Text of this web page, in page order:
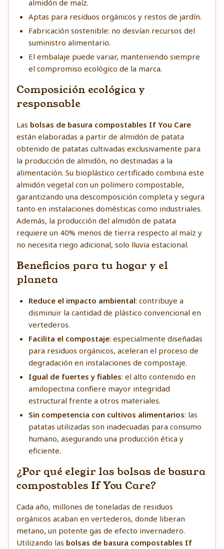
almidón de maíz.
Aptas para residuos orgánicos y restos de jardín.
Fabricación sostenible: no desvían recursos del
suministro alimentario.
El embalaje puede variar, manteniendo siempre
el compromiso ecológico de la marca.
Composición ecológica y
responsable
Las bolsas de basura compostables If You Care
están elaboradas a partir de almidón de patata
obtenido de patatas cultivadas exclusivamente para
la producción de almidón, no destinadas a la
alimentación. Su bioplástico certificado combina este
almidón vegetal con un polímero compostable,
garantizando una descomposición completa y segura
tanto en instalaciones domésticas como industriales.
Además, la producción del almidón de patata
requiere un 40% menos de tierra respecto al maíz y
no necesita riego adicional, solo lluvia estacional.
Beneficios para tu hogar y el
planeta
Reduce el impacto ambiental: contribuye a
disminuir la cantidad de plástico convencional en
vertederos.
Facilita el compostaje: especialmente diseñadas
para residuos orgánicos, aceleran el proceso de
degradación en instalaciones de compostaje.
Igual de fuertes y fiables: el alto contenido en
amilopectina confiere mayor integridad
estructural frente a otros materiales.
Sin competencia con cultivos alimentarios: las
patatas utilizadas son inadecuadas para consumo
humano, asegurando una producción ética y
eficiente.
¿Por qué elegir las bolsas de basura
compostables If You Care?
Cada año, millones de toneladas de residuos
orgánicos acaban en vertederos, donde liberan
metano, un potente gas de efecto invernadero.
Utilizando las bolsas de basura compostables If